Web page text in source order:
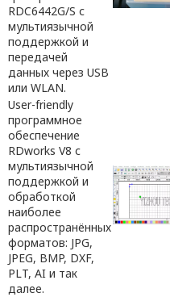
RDC6442G/S с
мультиязычной
поддержкой и
передачей
данных через USB
или WLAN.
User-friendly
программное
обеспечение
RDworks V8 с
мультиязычной
поддержкой и
обработкой
наиболее
распространённых
форматов: JPG,
JPEG, BMP, DXF,
PLT, AI и так
далее.